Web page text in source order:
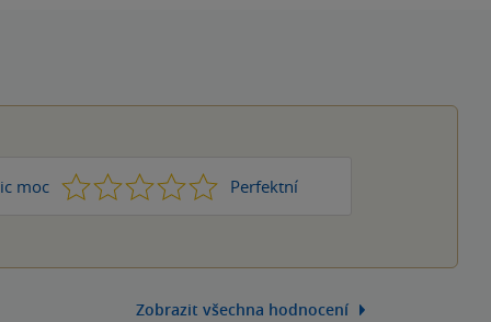
moc 1 2 3 4 Perfektní
5
Zobrazit všechna hodnocení